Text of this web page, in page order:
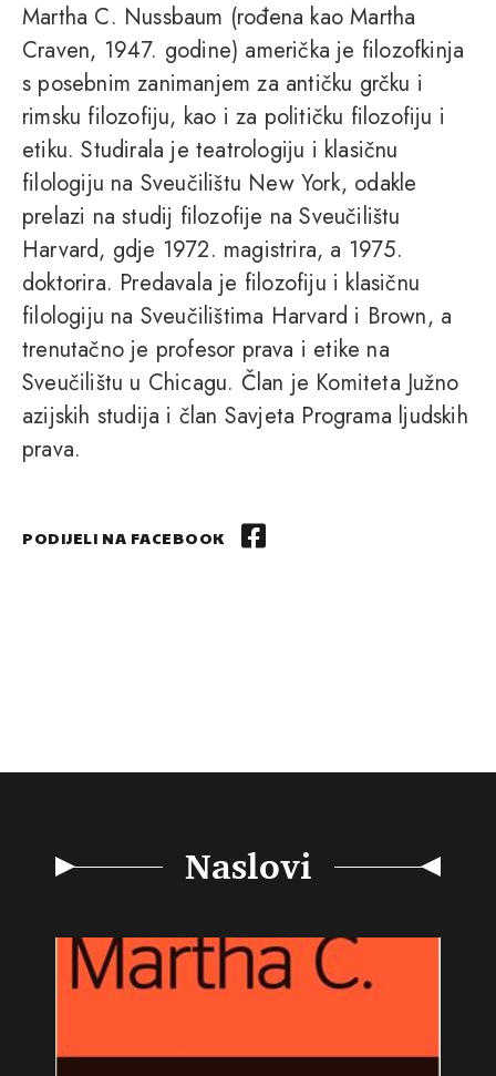
Martha C. Nussbaum (rođena kao Martha
Craven, 1947. godine) američka je filozofkinja
s posebnim zanimanjem za antičku grčku i
rimsku filozofiju, kao i za političku filozofiju i
etiku. Studirala je teatrologiju i klasičnu
filologiju na Sveučilištu New York, odakle
prelazi na studij filozofije na Sveučilištu
Harvard, gdje 1972. magistrira, a 1975.
doktorira. Predavala je filozofiju i klasičnu
filologiju na Sveučilištima Harvard i Brown, a
trenutačno je profesor prava i etike na
Sveučilištu u Chicagu. Član je Komiteta Južno
azijskih studija i član Savjeta Programa ljudskih
prava.
PODIJELI NA FACEBOOK
Naslovi